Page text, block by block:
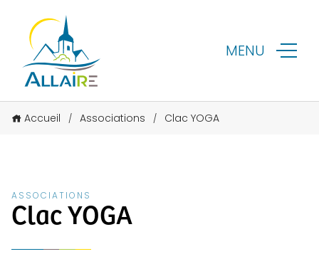
MENU
Accueil / Associations / Clac YOGA
ASSOCIATIONS
Clac YOGA